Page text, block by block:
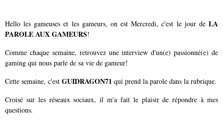
Hello les gameuses et les gameurs, on est Mercredi, c'est le jour de LA
PAROLE AUX GAMEURS!
Comme chaque semaine, retrouvez une interview d'un(e) passionné(e) de
gaming qui nous parle de sa vie de gameur!
Cette semaine, c'est GUIDRAGON71 qui prend la parole dans la rubrique.
Croisé sur les réseaux sociaux, il m'a fait le plaisir de répondre à mes
questions.